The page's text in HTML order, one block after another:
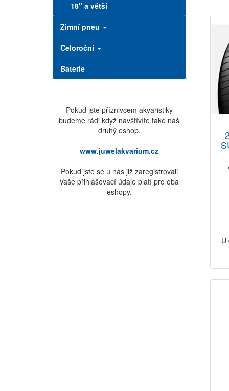
18" a větší
Zimní pneu
Celoroční
Baterie
Pokud jste příznivcem akvaristiky
budeme rádi když navštívíte také náš
druhý eshop.
www.juwelakvarium.cz
Pokud jste se u nás již zaregistrovali
Vaše přihlašovací údaje platí pro oba
eshopy.
U